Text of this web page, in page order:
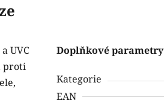
UVC
proti
Doplňkové parametry
Kategorie
EAN